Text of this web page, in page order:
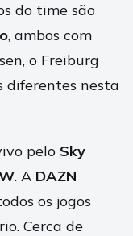
do time são
, ambos com
o Freiburg
diferentes nesta
pelo Sky
. A DAZN
os jogos
Cerca de